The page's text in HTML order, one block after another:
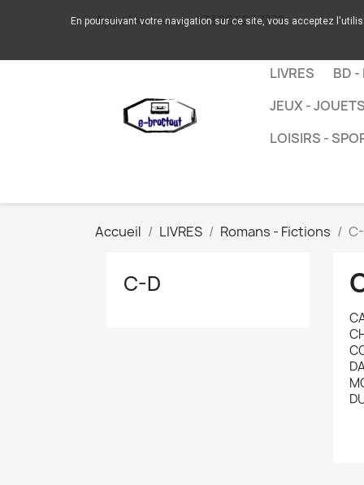
Appelez-nous :+33664267772
LIVRES
BD -
JEUX -
LOISIRS -
Accueil LIVRES Romans - Fictions
C-D
En poursuivant votre navigation sur ce site, vous acceptez